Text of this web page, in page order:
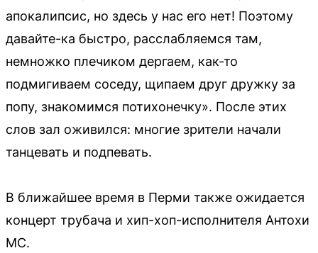
апокалипсис, но здесь у нас его нет! Поэтому
давайте-ка быстро, расслабляемся там,
немножко плечиком дергаем, как-то
подмигиваем соседу, щипаем друг дружку за
попу, знакомимся потихонечку». После этих
слов зал оживился: многие зрители начали
танцевать и подпевать.
В ближайшее время в Перми также ожидается
концерт трубача и хип-хоп-исполнителя Антохи
MC.